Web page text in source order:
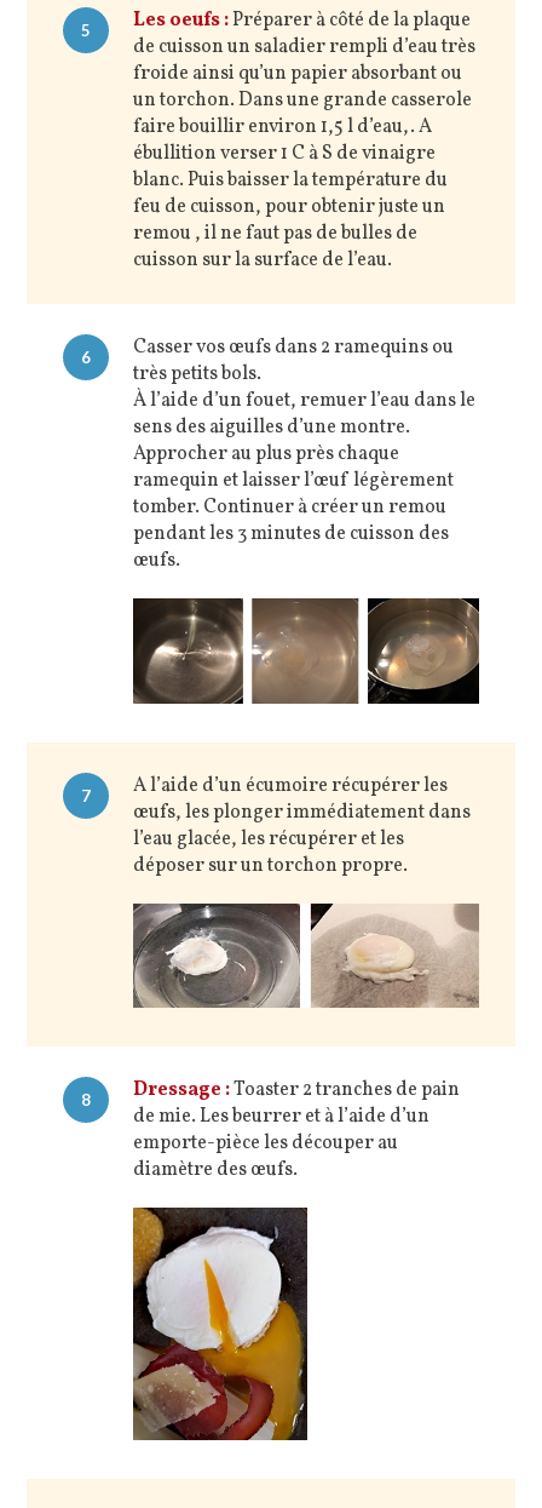
5 Les oeufs :Préparer à côté de la plaque
de cuisson un saladier rempli d’eau très
froide ainsi qu’un papier absorbant ou
un torchon. Dans une grande casserole
faire bouillir environ 1,5 l d’eau,. A
ébullition verser 1 C à S de vinaigre
blanc. Puis baisser la température du
feu de cuisson, pour obtenir juste un
remou , il ne faut pas de bulles de
cuisson sur la surface de l’eau.
6
Casser vos œufs dans 2 ramequins ou
très petits bols.
À l’aide d’un fouet, remuer l’eau dans le
sens des aiguilles d’une montre.
Approcher au plus près chaque
ramequin et laisser l’œuf légèrement
tomber. Continuer à créer un remou
pendant les 3 minutes de cuisson des
œufs.
7
A l’aide d’un écumoire récupérer les
œufs, les plonger immédiatement dans
l’eau glacée, les récupérer et les
déposer sur un torchon propre.
8 Dressage :Toaster 2 tranches de pain
de mie. Les beurrer et à l’aide d’un
emporte-pièce les découper au
diamètre des œufs.